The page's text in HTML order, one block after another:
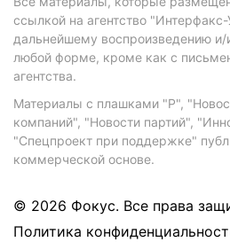
ссылкой на агентство
дальнейшему воспроизведению
любой форме, кроме как с
агентства.
Материалы с плашками "Р",
компаний", "Новости партий",
"Спецпроект при поддержке"
коммерческой основе.
© 2026 Фокус. Все права
Политика